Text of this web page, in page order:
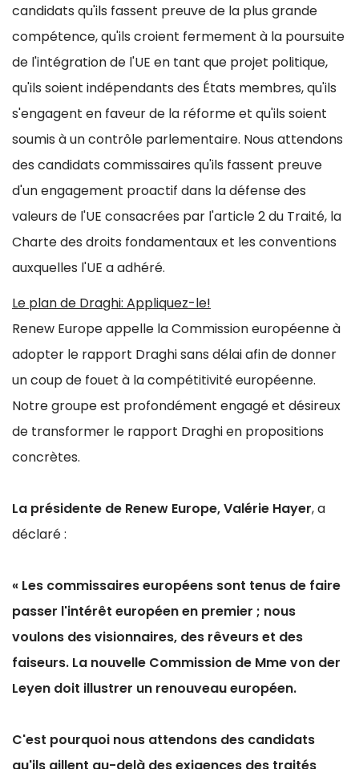
candidats qu'ils fassent preuve de la plus grande
compétence, qu'ils croient fermement à la poursuite
de l'intégration de l'UE en tant que projet politique,
qu'ils soient indépendants des États membres, qu'ils
s'engagent en faveur de la réforme et qu'ils soient
soumis à un contrôle parlementaire. Nous attendons
des candidats commissaires qu'ils fassent preuve
d'un engagement proactif dans la défense des
valeurs de l'UE consacrées par l'article 2 du Traité, la
Charte des droits fondamentaux et les conventions
auxquelles l'UE a adhéré.
Le plan de Draghi: Appliquez-le!
Renew Europe appelle la Commission européenne à
adopter le rapport Draghi sans délai afin de donner
un coup de fouet à la compétitivité européenne.
Notre groupe est profondément engagé et désireux
de transformer le rapport Draghi en propositions
concrètes.
La présidente de Renew Europe, Valérie Hayer, a
déclaré :
« Les commissaires européens sont tenus de faire
passer l'intérêt européen en premier ; nous
voulons des visionnaires, des rêveurs et des
faiseurs. La nouvelle Commission de Mme von der
Leyen doit illustrer un renouveau européen.
C'est pourquoi nous attendons des candidats
qu'ils aillent au-delà des exigences des traités